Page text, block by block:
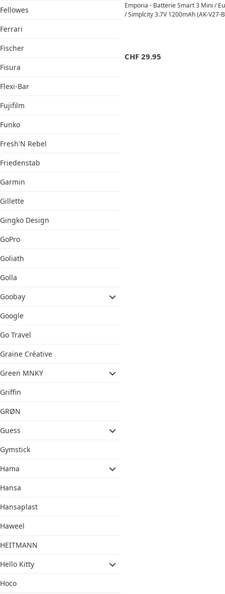
Fellowes
Ferrari
Fischer
Fisura
Flexi-Bar
Fujifilm
Funko
Fresh'N Rebel
Friedenstab
Garmin
Gillette
Gingko Design
GoPro
Goliath
Golla
Goobay
Google
Go Travel
Graine Créative
Green MNKY
Griffin
GRØN
Guess
Gymstick
Hama
Hansa
Hansaplast
Haweel
HEITMANN
Hello Kitty
Hoco
Emporia - Batterie Smart 3 Mini /
/ Simplcity 3.7V 1200mAh (AK-V27-
CHF 29.95